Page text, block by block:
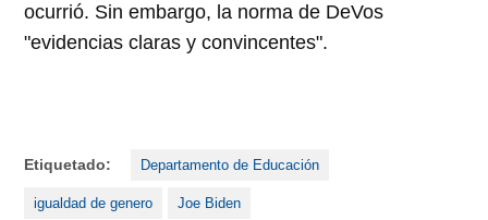
ocurrió. Sin embargo, la norma de DeVos
"evidencias claras y convincentes".
Etiquetado: Departamento de Educación
igualdad de genero Joe Biden